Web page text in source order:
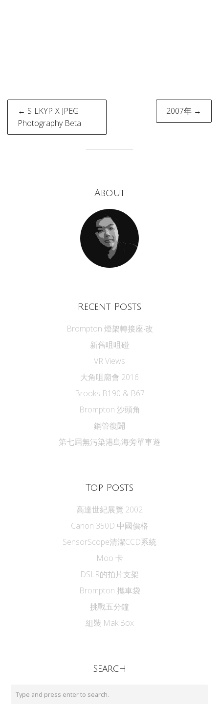
Post
navigation
← SILKYPIX JPEG
Photography Beta
2007年 →
About
Recent Posts
Brompton 燈架轉接座‧改
新舊咀咀碰
VR Views
大角咀廟會 2016
Brooks B190 & B67
Brompton 沙頭角
鋼管復闢
第七屆無污染港島海旁單車遊
Top Posts
高達世紀展覽 2002
Canon 350D 中國價格
SensorScope清潔CCD系統
Moo 卡
DSLR的拍片支架
Brompton 攜車袋
挑戰五分鐘
組裝 MakiBox
Search